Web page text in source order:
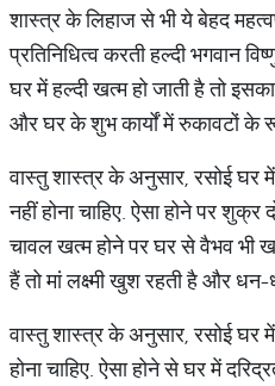
शास्त्र के लिहाज से भी ये बेहद
प्रतिनिधित्व करती हल्दी भगवान
घर में हल्दी खत्म हो जाती है तो
और घर के शुभ कार्यों में रुकावटों के
वास्तु शास्त्र के अनुसार, रसोई घर
नहीं होना चाहिए. ऐसा होने पर
चावल खत्म होने पर घर से वैभव भी
हैं तो मां लक्ष्मी खुश रहती है और धन-
वास्तु शास्त्र के अनुसार, रसोई घर
होना चाहिए. ऐसा होने से घर में